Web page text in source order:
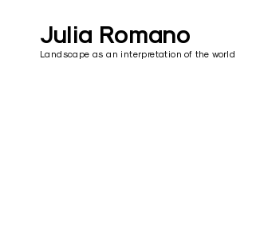
contentJulia Romano
Landscape as an interpretation of the world